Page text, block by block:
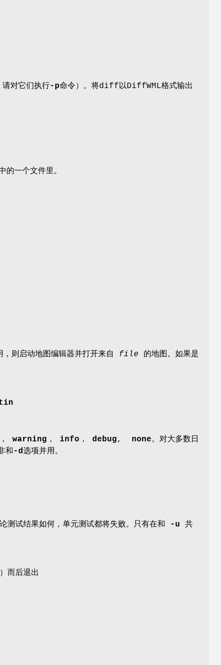
对它们执行-p命令）。将diff以DiffWML格式输出
的一个文件里。
则启动地图编辑器并打开来自 file 的地图。如果是
， warning ， info ， debug, none。对大多数日
和-d选项并用。
测试结果如何，单元测试都将失败。只有在和 -u 共
而后退出